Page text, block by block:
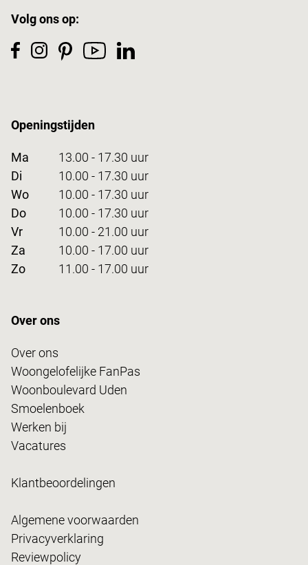
Volg ons op:
Openingstijden
Ma
13.00 - 17.30 uur
Di
10.00 - 17.30 uur
Wo
10.00 - 17.30 uur
Do
10.00 - 17.30 uur
Vr
10.00 - 21.00 uur
Za
10.00 - 17.00 uur
Zo
11.00 - 17.00 uur
Over ons
Over ons
Woongelofelijke FanPas
Woonboulevard Uden
Smoelenboek
Werken bij
Vacatures
Klantbeoordelingen
Algemene voorwaarden
Privacyverklaring
Reviewpolicy